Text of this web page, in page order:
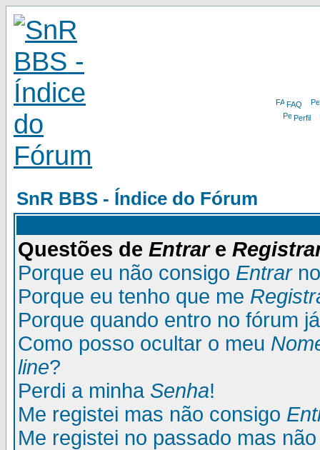
FAQ
Perfil
SnR BBS - Índice do Fórum
Questões de Entrare
Porque eu não consigo Entrar
Porque eu tenho que me
Porque quando entro no fórum
Como posso ocultar o meu
line?
Perdi a minha Senha!
Me registei mas não consigo
Me registei no passado mas